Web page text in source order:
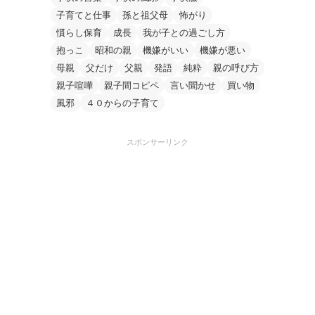
子育てと仕事
孫と祖父母
怖がり
慣らし保育
成長
我が子との過ごし方
抱っこ
昭和の親 機嫌がいい
機嫌が悪い
母親
父だけ 父親 発語 純粋
親の呼び方
親子喧嘩
親子間コピペ 言い聞かせ
買い物
風邪
４０からの子育て
スポンサーリンク